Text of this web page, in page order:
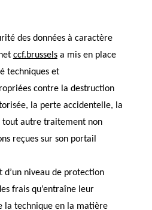
des données à caractère
ccf.brusselsa mis en place
techniques et
contre la destruction
la perte accidentelle, la
tout autre traitement non
reçues sur son portail
d’un niveau de protection
frais qu’entraîne leur
la technique en la matière